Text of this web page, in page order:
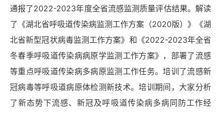
通报了2022-2023年度全省流感监测质量评估结果。解读
了《湖北省呼吸道传染病监测工作方案（2020版）》《湖
北省新型冠状病毒监测工作方案》和《2022-2023年全省
冬春季呼吸道传染病病原学监测工作方案》，部署了流感
等重点呼吸道传染病多病原监测工作任务。培训了流感新
冠病毒等呼吸道病原体检测新技术。培训期间，大家分析
了新态势下流感、新冠及呼吸道传染病多病同防工作经